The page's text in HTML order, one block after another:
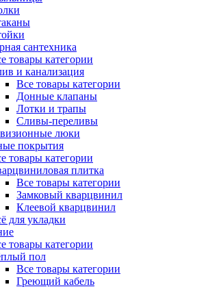
сантехника
товары категории
и канализация
Все товары категории
Донные клапаны
Лотки и трапы
Сливы-переливы
люки
покрытия
товары категории
плитка
Все товары категории
Замковый кварцвинил
Клеевой кварцвинил
для укладки
товары категории
пол
Все товары категории
Греющий кабель